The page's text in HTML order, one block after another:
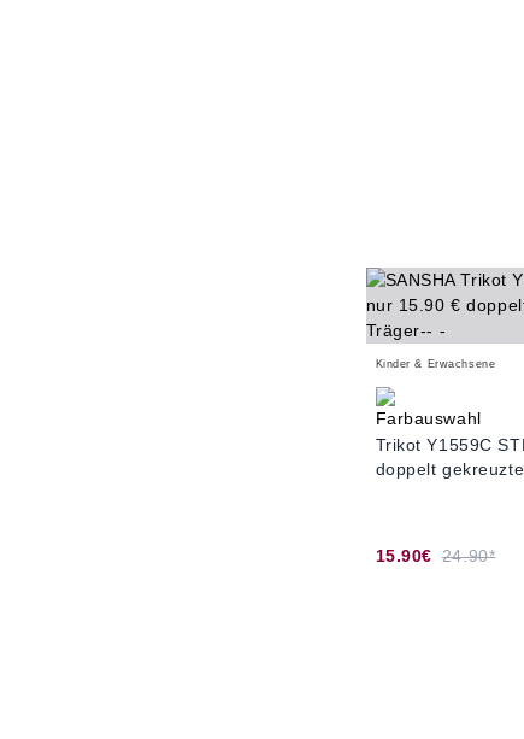
Kinder & Erwachsene
Trikot Y1559C
doppelt
15.90€ 24.90*